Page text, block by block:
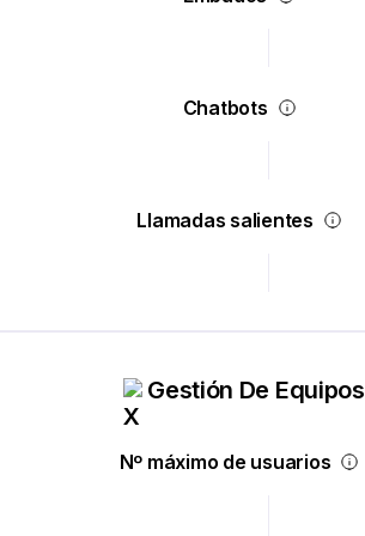
Chatbots
Llamadas salientes
Gestión De Equipos
Nº máximo de usuarios